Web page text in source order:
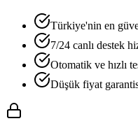
Türkiye'nin en
7/24 canlı destek
Otomatik ve hızlı
Düşük fiyat